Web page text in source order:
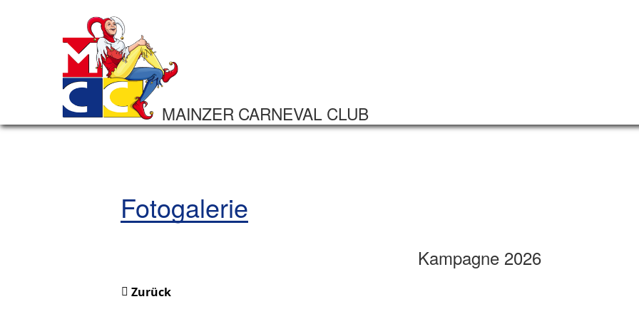
MAINZER CARNEVAL CLUB
Fotogalerie
Kampagne 2026
Zurück